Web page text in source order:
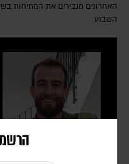
האחרונים מגבירים את המתיחות
השבוע